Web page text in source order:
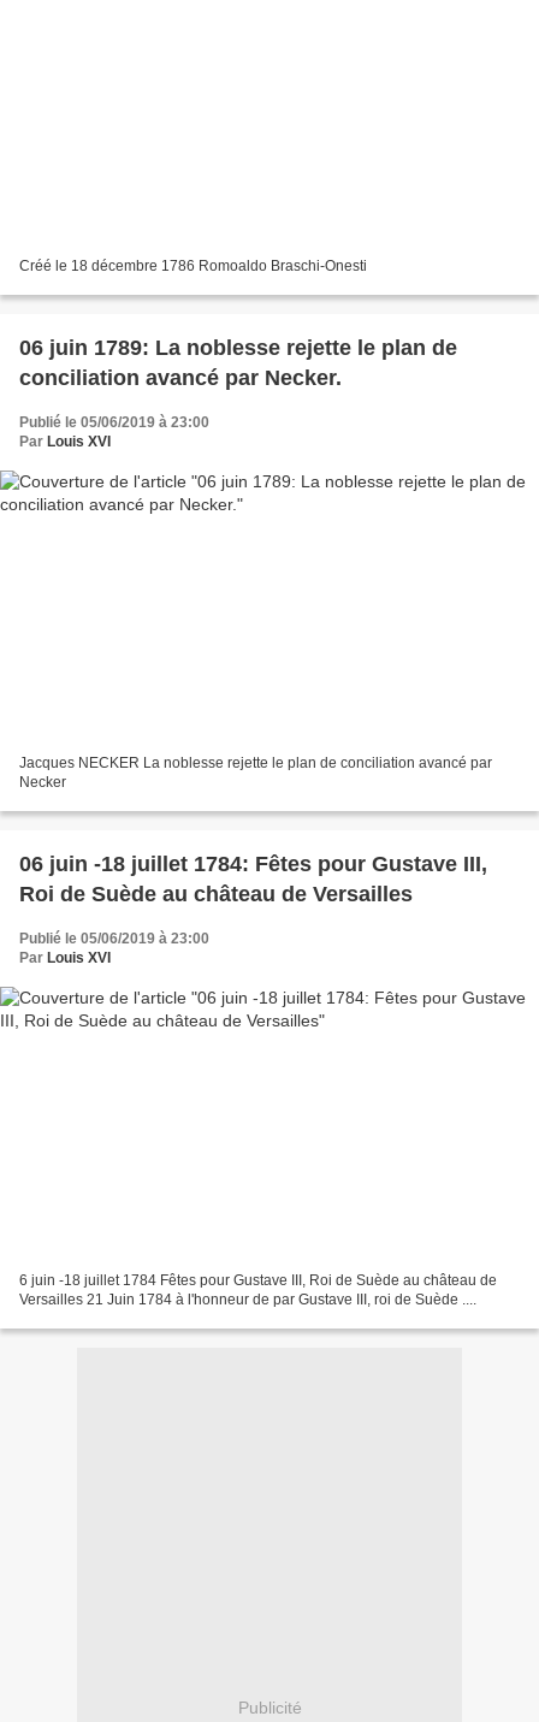
Créé le 18 décembre 1786 Romoaldo Braschi-Onesti
06 juin 1789: La noblesse rejette le plan de
conciliation avancé par Necker.
Publié le 05/06/2019 à 23:00
Par Louis XVI
Jacques NECKER La noblesse rejette le plan de conciliation avancé par
Necker
06 juin -18 juillet 1784: Fêtes pour Gustave III,
Roi de Suède au château de Versailles
Publié le 05/06/2019 à 23:00
Par Louis XVI
6 juin -18 juillet 1784 Fêtes pour Gustave III, Roi de Suède au château de
Versailles 21 Juin 1784 à l'honneur de par Gustave III, roi de Suède ....
Publicité